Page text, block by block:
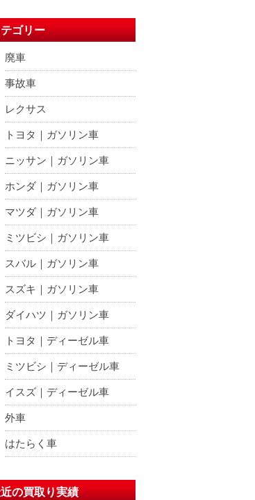
ゴリー
廃車
事故車
レクサス
トヨタ｜ガソリン車
ニッサン｜ガソリン車
ホンダ｜ガソリン車
マツダ｜ガソリン車
ミツビシ｜ガソリン車
スバル｜ガソリン車
スズキ｜ガソリン車
ダイハツ｜ガソリン車
トヨタ｜ディーゼル車
ミツビシ｜ディーゼル車
イスズ｜ディーゼル車
外車
はたらく車
の買取り実績